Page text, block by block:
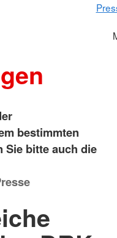
bestimmten
Sie bitte auch die